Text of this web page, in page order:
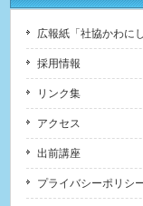
広報紙「社協かわに
採用情報
リンク集
アクセス
出前講座
プライバシーポリシ